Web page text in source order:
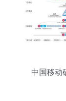
中国移动